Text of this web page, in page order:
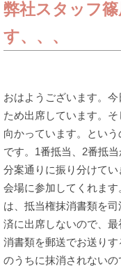
弊社スタッフ
す、、、
おはようございます。
ため出席しています。
向かっています。とい
です。1番抵当、2番抵
分案通りに振り分けて
会場に参加してくれま
は、抵当権抹消書類を
済に出席しないので、
消書類を郵送でお送り
のうちに抹消されない